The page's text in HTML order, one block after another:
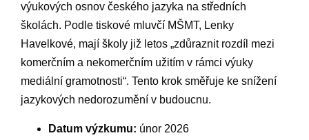
výukových osnov českého jazyka na středních
školách. Podle ‍tiskové mluvčí MŠMT, Lenky ​
Havelkové, mají školy již letos „zdůraznit rozdíl mezi
komerčním a nekomerčním užitím v⁤ rámci výuky
mediální gramotnosti“. Tento krok směřuje⁢ ke snížení
jazykových nedorozumění v budoucnu.
Datum výzkumu: únor 2026